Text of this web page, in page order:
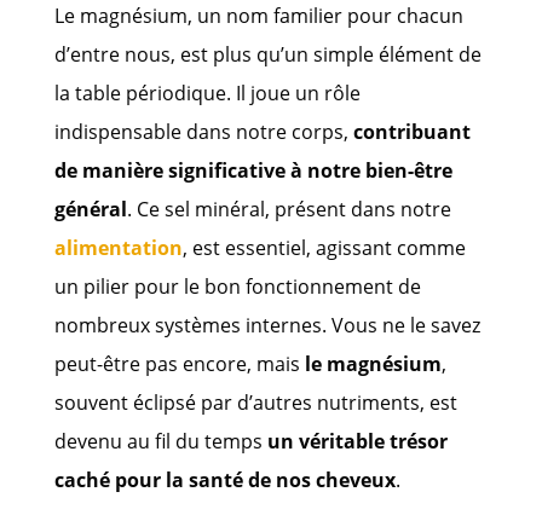
Le magnésium, un nom familier pour chacun
d’entre nous, est plus qu’un simple élément de
la table périodique. Il joue un rôle
indispensable dans notre corps, contribuant
de manière significative à notre bien-être
général. Ce sel minéral, présent dans notre
alimentation, est essentiel, agissant comme
un pilier pour le bon fonctionnement de
nombreux systèmes internes. Vous ne le savez
peut-être pas encore, mais le magnésium,
souvent éclipsé par d’autres nutriments, est
devenu au fil du temps un véritable trésor
caché pour la santé de nos cheveux.